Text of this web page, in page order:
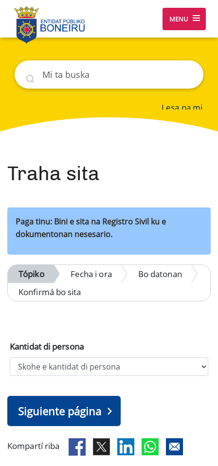
MENU
Buska
Lesa pa mi
Traha sita
Paga tinu: Bini e sita na Registro Sivil ku e
dokumentonan nesesario.
Tópiko Fecha i ora
Bo datonan
Konfirmá bo sita
Kantidat di persona
Kompartí riba